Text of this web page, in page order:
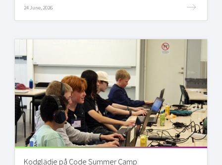
24 June, 2026
Kodglädje på Code Summer Camp